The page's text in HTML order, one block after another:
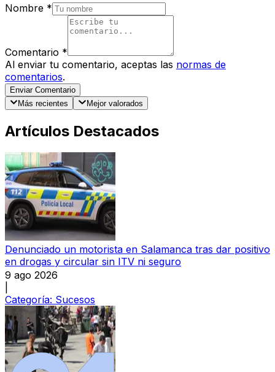
Nombre *
Comentario *
Al enviar tu comentario, aceptas las normas de
comentarios.
Enviar Comentario
Más recientes
Mejor valorados
Artículos Destacados
Denunciado un motorista en Salamanca tras dar positivo
en drogas y circular sin ITV ni seguro
9 ago 2026
Categoría: Sucesos